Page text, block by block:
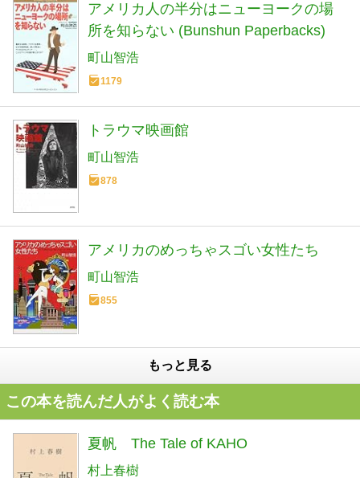
アメリカ人の半分はニューヨークの場
所を知らない (Bunshun Paperbacks)
町山智浩
1179
トラウマ映画館
町山智浩
878
アメリカのめっちゃスゴい女性たち
町山智浩
855
もっと見る
この本を読んだ人がよく読む本
夏帆 The Tale of KAHO
村上春樹